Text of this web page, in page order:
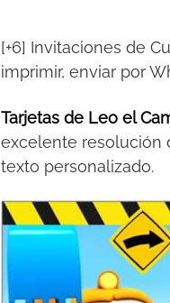
[+6] Invitaciones de
imprimir, enviar por
Tarjetas de Leo el
excelente resolución
texto personalizado.